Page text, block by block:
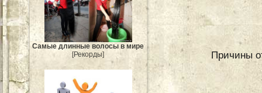
Самые длинные волосы в мире
[Рекорды]
Причины